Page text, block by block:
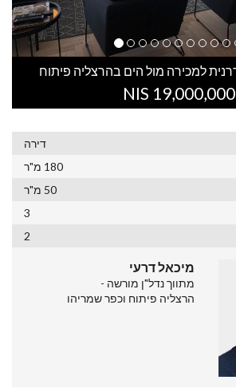
19,000,000 NIS
דירה
180 מ"ר
50 מ"ר
3
2
מיכאל דרעי
מתווך נדל"ן מורשה -
הרצליה פיתוח וכפר שמריהו